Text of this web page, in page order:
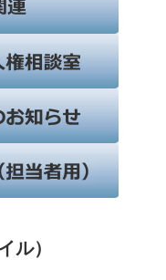
ル）